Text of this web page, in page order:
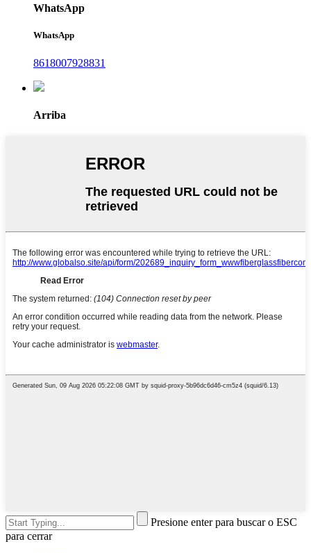
WhatsApp
WhatsApp
8618007928831
Arriba
Presione enter para buscar o ESC
para cerrar